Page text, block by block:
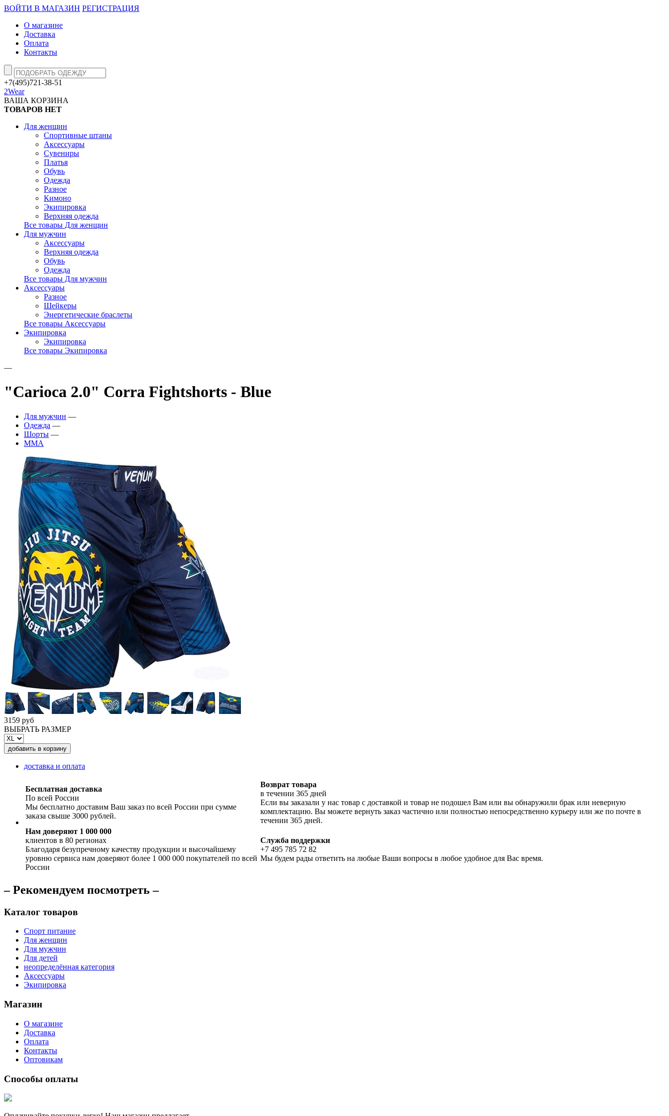
ВОЙТИ В МАГАЗИН РЕГИСТРАЦИЯ
О магазине
Доставка
Оплата
Контакты
+7(495)721-38-51
2Wear
ВАША КОРЗИНА
ТОВАРОВ НЕТ
Для женщин
Спортивные штаны
Аксессуары
Сувениры
Платья
Обувь
Одежда
Разное
Кимоно
Экипировка
Верхняя одежда
Все товары Для женщин
Для мужчин
Аксессуары
Верхняя одежда
Обувь
Одежда
Все товары Для мужчин
Аксессуары
Разное
Шейкеры
Энергетические браслеты
Все товары Аксессуары
Экипировка
Экипировка
Все товары Экипировка
—
"Carioca 2.0" Corra Fightshorts - Blue
Для мужчин —
Одежда —
Шорты —
ММА
3159 руб
ВЫБРАТЬ РАЗМЕР
доставка и оплата
Бесплатная доставка
По всей России
Мы бесплатно доставим Ваш заказ по всей России при сумме
заказа свыше 3000 рублей.
Возврат товара
в течении 365 дней
Если вы заказали у нас товар с доставкой и товар не подошел Вам или вы обнаружили брак или неверную
комплектацию. Вы можете вернуть заказ частично или полностью непосредственно курьеру или же по почте в
течении 365 дней.
Нам доверяют 1 000 000
клиентов в 80 регионах
Благодаря безупречному качеству продукции и высочайшему
уровню сервиса нам доверяют более 1 000 000 покупателей по всей
России
Служба поддержки
+7 495 785 72 82
Мы будем рады ответить на любые Ваши вопросы в любое удобное для Вас время.
– Рекомендуем посмотреть –
Каталог товаров
Спорт питание
Для женщин
Для мужчин
Для детей
неопределённая категория
Аксессуары
Экипировка
Магазин
О магазине
Доставка
Оплата
Контакты
Оптовикам
Способы оплаты